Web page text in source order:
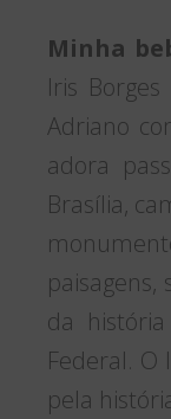
Minha
Iris
Adriano
adora
Brasília,
da
Federal. O
pela